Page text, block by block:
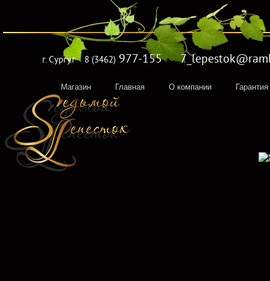
Магазин Главная О компании Гарантия
г. Сургут 8 (3462) 977-155